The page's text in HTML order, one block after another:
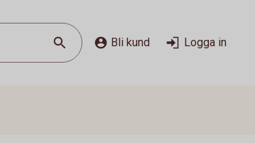
Bli kund Logga in